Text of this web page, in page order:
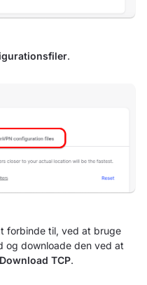
.
forbinde til, ved at bruge
og downloade den ved at
Download TCP.